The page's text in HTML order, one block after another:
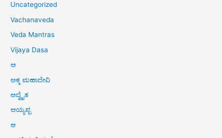
Uncategorized
Vachanaveda
Veda Mantras
Vijaya Dasa
ಅ
ಅಕ್ಕ ಮಹಾದೇವಿ
ಅದ್ವೈತ
ಅಯ್ಯಪ್ಪ
ಆ